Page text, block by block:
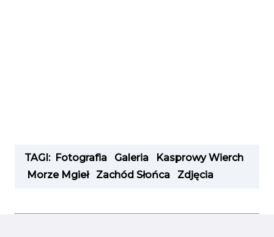
TAGI: Fotografia Galeria
Kasprowy Wierch
Morze Mgieł
Zachód Słońca Zdjęcia